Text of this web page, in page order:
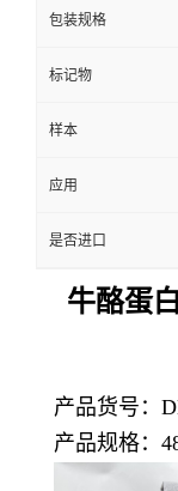
包装规格
标记物
样本
应用
是否进口
牛酪蛋
产品货号：
产品规格：